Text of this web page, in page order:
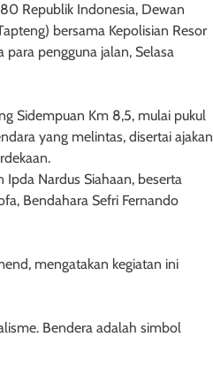
Republik Indonesia, Dewan
bersama Kepolisian Resor
para pengguna jalan, Selasa
Sidempuan Km 8,5, mulai pukul
yang melintas, disertai ajakan
Ipda Nardus Siahaan, beserta
Bendahara Sefri Fernando
mengatakan kegiatan ini
Bendera adalah simbol